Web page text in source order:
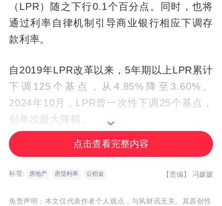
（LPR）随之下行0.1个百分点。同时，也将
通过利率自律机制引导商业银行相应下调存
款利率。
自2019年LPR改革以来，5年期以上LPR累计
下调125个基点，从4.85%降至3.60%。
2024年10月，LPR曾一次性下调25个基点，
创单次最大降幅。
4月29日，央行数据显示，2025年第一季度
点击查看完整内容
标签: 房地产 房贷利率 公积金 【责编】 冯媛媛
免责声明：本文仅代表作者个人观点，与风财讯无关。其原创性